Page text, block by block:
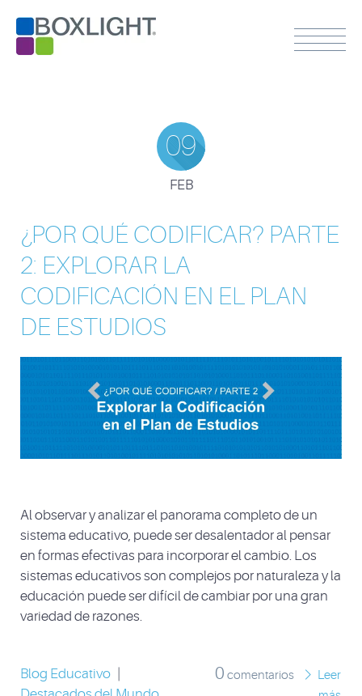
09
FEB
¿POR QUÉ CODIFICAR? PARTE
2: EXPLORAR LA
CODIFICACIÓN EN EL PLAN
DE ESTUDIOS
Al observar y analizar el panorama completo de un
sistema educativo, puede ser desalentador al pensar
en formas efectivas para incorporar el cambio. Los
sistemas educativos son complejos por naturaleza y la
educación puede ser difícil de cambiar por una gran
variedad de razones.
Blog Educativo 0 comentarios
Leer